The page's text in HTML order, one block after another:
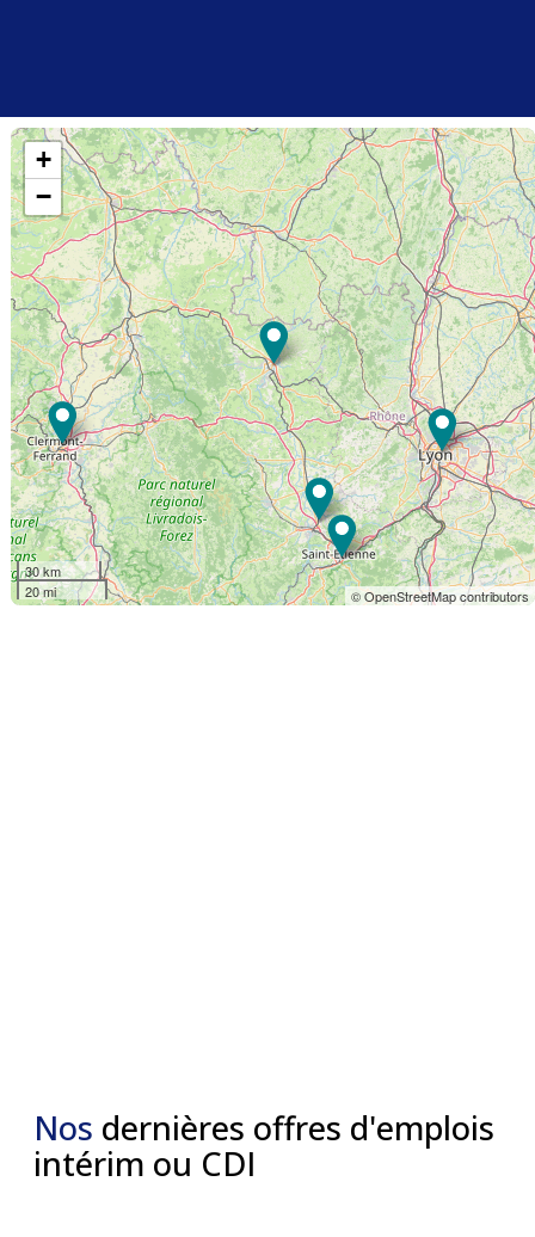
+
−
30 km
20 mi
© OpenStreetMap contributors
Nos dernières offres d'emplois
intérim ou CDI